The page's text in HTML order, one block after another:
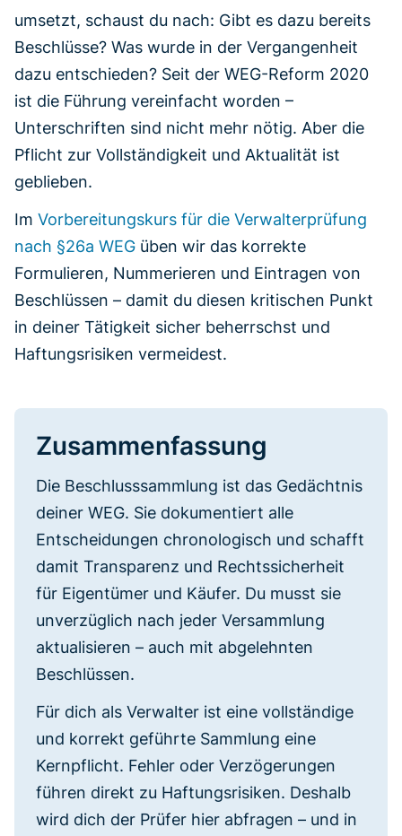
umsetzt, schaust du nach: Gibt es dazu bereits
Beschlüsse? Was wurde in der Vergangenheit
dazu entschieden? Seit der WEG-Reform 2020
ist die Führung vereinfacht worden –
Unterschriften sind nicht mehr nötig. Aber die
Pflicht zur Vollständigkeit und Aktualität ist
geblieben.
Im Vorbereitungskurs für die Verwalterprüfung
nach §26a WEG üben wir das korrekte
Formulieren, Nummerieren und Eintragen von
Beschlüssen – damit du diesen kritischen Punkt
in deiner Tätigkeit sicher beherrschst und
Haftungsrisiken vermeidest.
Zusammenfassung
Die Beschlusssammlung ist das Gedächtnis
deiner WEG. Sie dokumentiert alle
Entscheidungen chronologisch und schafft
damit Transparenz und Rechtssicherheit
für Eigentümer und Käufer. Du musst sie
unverzüglich nach jeder Versammlung
aktualisieren – auch mit abgelehnten
Beschlüssen.
Für dich als Verwalter ist eine vollständige
und korrekt geführte Sammlung eine
Kernpflicht. Fehler oder Verzögerungen
führen direkt zu Haftungsrisiken. Deshalb
wird dich der Prüfer hier abfragen – und in